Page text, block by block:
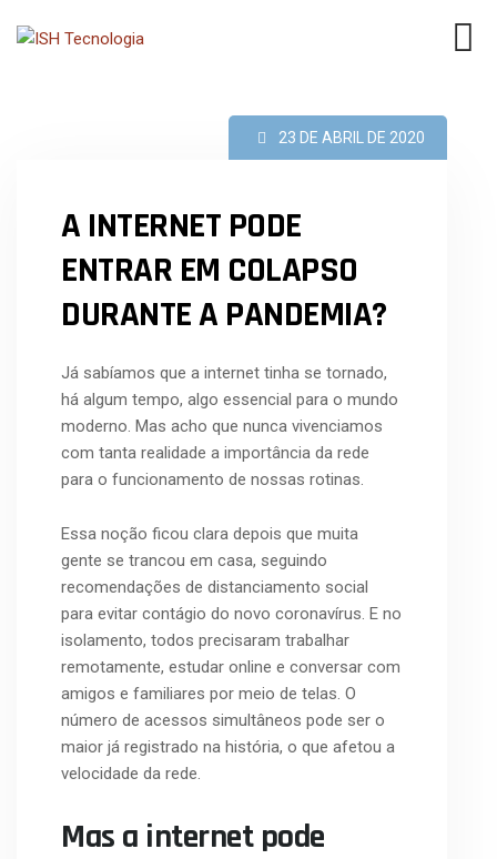
23 DE ABRIL DE 2020
A INTERNET PODE
ENTRAR EM COLAPSO
DURANTE A PANDEMIA?
Já sabíamos que a internet tinha se tornado,
há algum tempo, algo essencial para o mundo
moderno. Mas acho que nunca vivenciamos
com tanta realidade a importância da rede
para o funcionamento de nossas rotinas.
Essa noção ficou clara depois que muita
gente se trancou em casa, seguindo
recomendações de distanciamento social
para evitar contágio do novo coronavírus. E no
isolamento, todos precisaram trabalhar
remotamente, estudar online e conversar com
amigos e familiares por meio de telas. O
número de acessos simultâneos pode ser o
maior já registrado na história, o que afetou a
velocidade da rede.
Mas a internet pode